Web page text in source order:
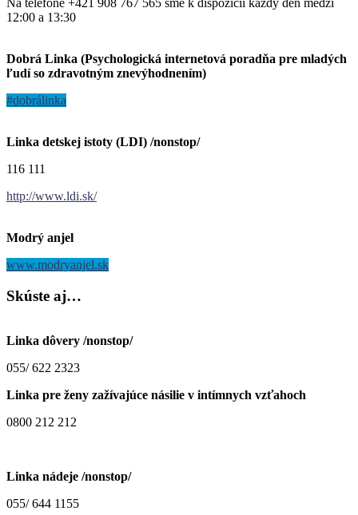
Na telefóne +421 908 767 565 sme k dispozícii každý deň medzi
12:00 a 13:30
Dobrá Linka (Psychologická internetová poradňa pre mladých
ľudí so zdravotným znevýhodnením)
#dobrálinka
Linka detskej istoty (LDI) /nonstop/
116 111
http://www.ldi.sk/
Modrý anjel
www.modryanjel.sk
Skúste aj…
Linka dôvery /nonstop/
055/ 622 2323
Linka pre ženy zažívajúce násilie v intímnych vzťahoch
0800 212 212
Linka nádeje /nonstop/
055/ 644 1155